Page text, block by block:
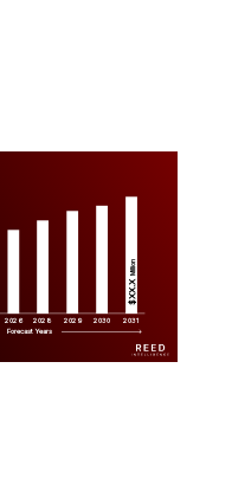
2026 2028 2029 2030 2031
$XX.X
Million
Forecast Years